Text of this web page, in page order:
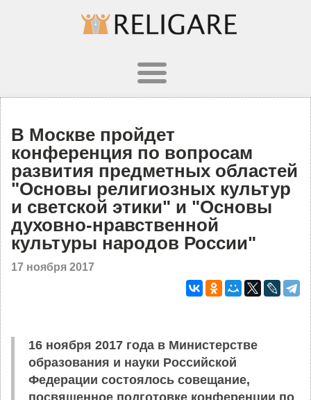
В Москве пройдет
конференция по вопросам
развития предметных областей
"Основы религиозных культур
и светской этики" и "Основы
духовно-нравственной
культуры народов России"
17 ноября 2017
16 ноября 2017 года в Министерстве
образования и науки Российской
Федерации состоялось совещание,
посвященное подготовке конференции по